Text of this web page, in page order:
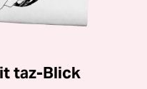
taz-Blick